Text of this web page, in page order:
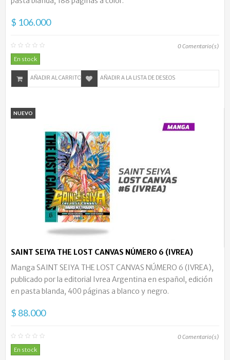
$ 106.000
0Comentario(s)
En stock
AÑADIR AL CARRITO AÑADIR A LA LISTA DE DESEOS
NUEVO
SAINT SEIYA THE LOST CANVAS NÚMERO 6 (IVREA)
Manga SAINT SEIYA THE LOST CANVAS NÚMERO 6 (IVREA),
publicado por la editorial Ivrea Argentina en español, edición
en pasta blanda, 400 páginas a blanco y negro.
$ 88.000
0Comentario(s)
En stock